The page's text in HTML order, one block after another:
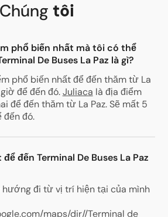
Chúng tôi
phổ biến nhất mà tôi có thể
De Buses La Paz là gì?
phổ biến nhất để đến thăm từ La
để đến đó. Juliaca là địa điểm
để đến thăm từ La Paz. Sẽ mất 5
đó.
đến Terminal De Buses La Paz
hướng đi từ vị trí hiện tại của mình
maps/dir//Terminal de